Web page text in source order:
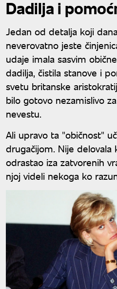
Dadilja i
Jedan od detalja koji
neverovatno jeste
udaje imala sasvim
dadilja, čistila stanove i
svetu britanske
bilo gotovo nezamislivo
nevestu.
Ali upravo ta "običnost"
drugačijom. Nije delovala
odrastao iza zatvorenih
njoj videli nekoga ko